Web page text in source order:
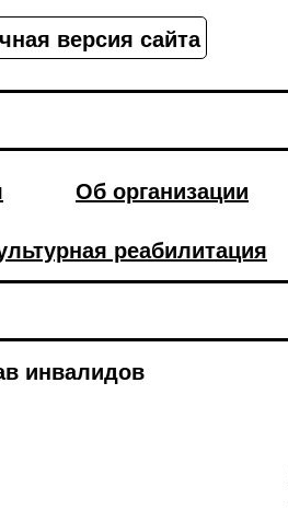
версия сайта
Об организации
реабилитация
инвалидов